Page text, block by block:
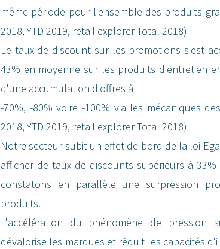
même période pour l'ensemble des produits
2018, YTD 2019, retail explorer Total 2018)
Le taux de discount sur les promotions s'est
43% en moyenne sur les produits d'entretien
d'une accumulation d'offres à
-70%, -80% voire -100% via les mécaniques
2018, YTD 2019, retail explorer Total 2018)
Notre secteur subit un effet de bord de la loi
afficher de taux de discounts supérieurs à
constatons en parallèle une surpression
produits.
L'accélération du phénomène de
dévalorise les marques et réduit les capacités